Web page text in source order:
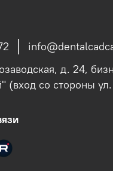
д. 24,
(вход со стороны